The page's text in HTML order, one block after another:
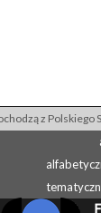
z Polskiego